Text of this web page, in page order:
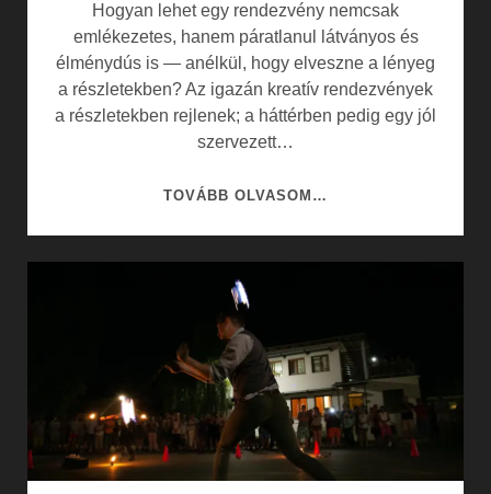
Hogyan lehet egy rendezvény nemcsak
emlékezetes, hanem páratlanul látványos és
élménydús is — anélkül, hogy elveszne a lényeg
a részletekben? Az igazán kreatív rendezvények
a részletekben rejlenek; a háttérben pedig egy jól
szervezett…
TOVÁBB OLVASOM…